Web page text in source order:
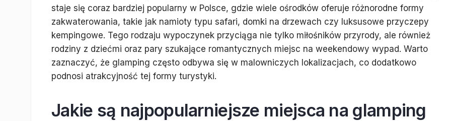
staje się coraz bardziej popularny w Polsce, gdzie wiele ośrodków oferuje różnorodne formy
zakwaterowania, takie jak namioty typu safari, domki na drzewach czy luksusowe przyczepy
kempingowe. Tego rodzaju wypoczynek przyciąga nie tylko miłośników przyrody, ale również
rodziny z dziećmi oraz pary szukające romantycznych miejsc na weekendowy wypad. Warto
zaznaczyć, że glamping często odbywa się w malowniczych lokalizacjach, co dodatkowo
podnosi atrakcyjność tej formy turystyki.
Jakie są najpopularniejsze miejsca na glamping